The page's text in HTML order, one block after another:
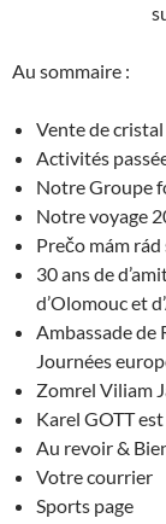
Au sommaire :
Vente de
Activités
Notre Groupe
Notre voyage
Prečo mám
30 ans de
d’Olomouc et
Ambassade de
Journées
Zomrel Viliam
Karel GOTT
Au revoir &
Votre courrier
Sports page